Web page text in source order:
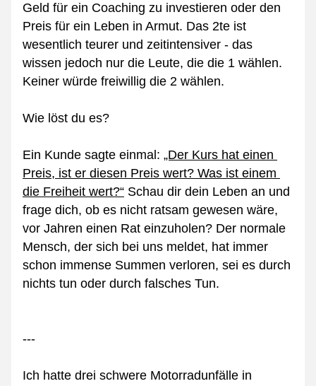
Geld für ein Coaching zu investieren oder den
Preis für ein Leben in Armut. Das 2te ist
wesentlich teurer und zeitintensiver - das
wissen jedoch nur die Leute, die die 1 wählen.
Keiner würde freiwillig die 2 wählen.
Wie löst du es?
Ein Kunde sagte einmal: „Der Kurs hat einen
Preis, ist er diesen Preis wert? Was ist einem
die Freiheit wert?“ Schau dir dein Leben an und
frage dich, ob es nicht ratsam gewesen wäre,
vor Jahren einen Rat einzuholen? Der normale
Mensch, der sich bei uns meldet, hat immer
schon immense Summen verloren, sei es durch
nichts tun oder durch falsches Tun.
---
Ich hatte drei schwere Motorradunfälle in